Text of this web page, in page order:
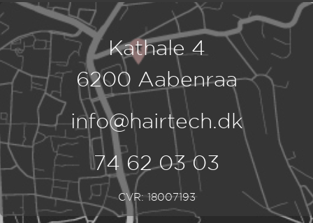
Kathale 4
6200 Aabenraa
info@hairtech.dk
74 62 03 03
CVR: 18007193